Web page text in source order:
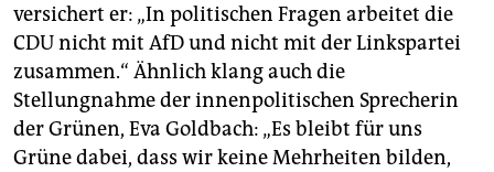
versichert er: „In politischen Fragen arbeitet die
CDU nicht mit AfD und nicht mit der Linkspartei
zusammen.“ Ähnlich klang auch die
Stellungnahme der innenpolitischen Sprecherin
der Grünen, Eva Goldbach: „Es bleibt für uns
Grüne dabei, dass wir keine Mehrheiten bilden,